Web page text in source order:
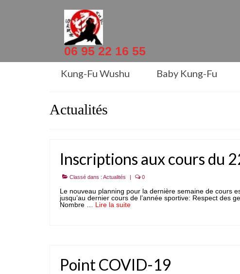
06 95 22 16 55
Kung-Fu Wushu Baby Kung-Fu
Actualités
Inscriptions aux cours du
Classé dans : Actualités | 0
Le nouveau planning pour la dernière semaine de cours
jusqu’au dernier cours de l’année sportive: Respect des
Nombre … Lire la suite­­
Point COVID-19